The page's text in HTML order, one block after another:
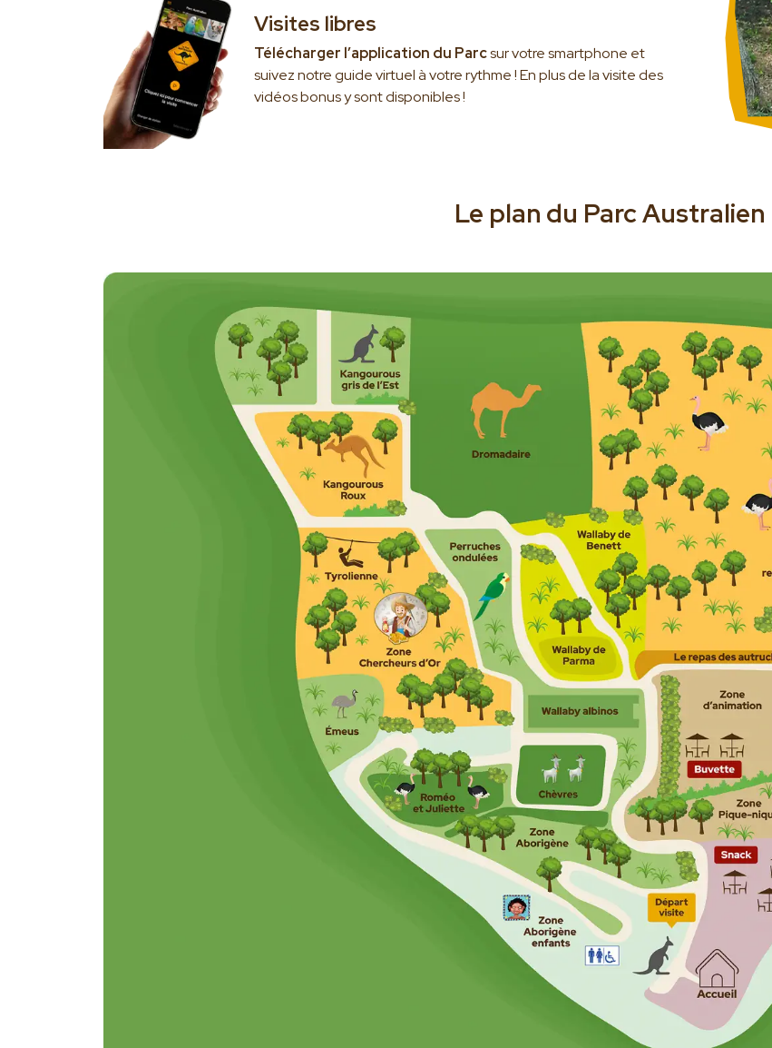
Visites libres
Télécharger l’application du Parcsur votre smartphone et
suivez notre guide virtuel à votre rythme ! En plus de la visite des
vidéos bonus y sont disponibles !
Le plan du Parc Australien
Les animaux star du Parc Australien
Notre engagement
Tarifs
Accès
Venir en groupe
Écoles maternelles
Écoles élémentaires
Centres de loisirs
Collèges/Lycées
Séjours adaptés
Associations, professionnels du tourisme, CE
Clubs sportifs/Centres sociaux
Actualités